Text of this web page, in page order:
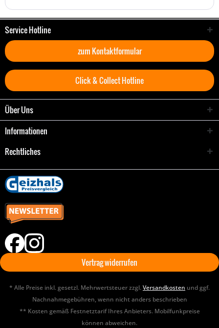
Service Hotline
zum Kontaktformular
Click & Collect Hotline
Über Uns
Informationen
Rechtliches
Vertrag widerrufen
* Alle Preise inkl. gesetzl. Mehrwertsteuer zzgl.Versandkosten und ggf.
Nachnahmegebühren, wenn nicht anders beschrieben
** Kosten gemäß Festnetztarif Ihres Anbieters. Mobilfunkpreise
können abweichen.